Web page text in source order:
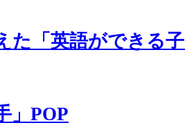
た「英語ができる
」POP